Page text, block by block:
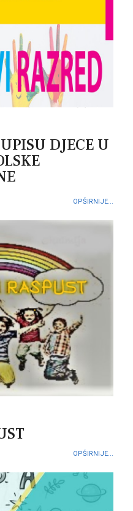
DJECE U
OPŠIRNIJE...
OPŠIRNIJE...